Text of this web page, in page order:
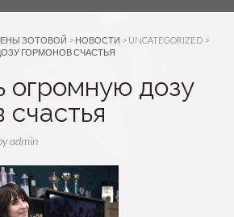
ЗОТОВОЙ > НОВОСТИ > UNCATEGORIZED >
ГОРМОНОВ СЧАСТЬЯ
огромную дозу
счастья
admin